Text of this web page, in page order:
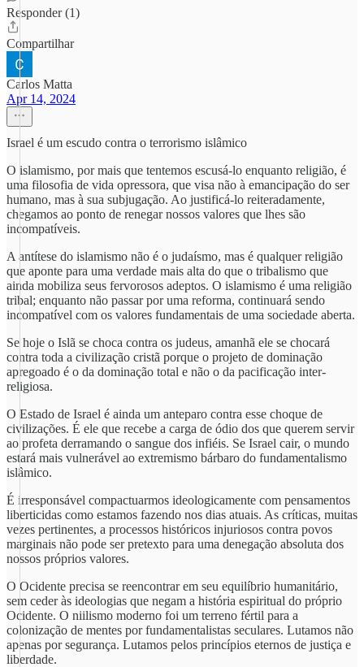
Responder (1)
Compartilhar
Carlos Matta
Apr 14, 2024
Israel é um escudo contra o terrorismo islâmico
O islamismo, por mais que tentemos escusá-lo enquanto religião, é
uma filosofia de vida opressora, que visa não à emancipação do ser
humano, mas à sua subjugação. Ao justificá-lo reiteradamente,
chegamos ao ponto de renegar nossos valores que lhes são
incompatíveis.
A antítese do islamismo não é o judaísmo, mas é qualquer religião
que aponte para uma verdade mais alta do que o tribalismo que
ainda mobiliza seus fervorosos adeptos. O islamismo é uma religião
tribal; enquanto não passar por uma reforma, continuará sendo
incompatível com os valores fundamentais de uma sociedade aberta.
Se hoje o Islã se choca contra os judeus, amanhã ele se chocará
contra toda a civilização cristã porque o projeto de dominação
apregoado é o da dominação total e não o da pacificação inter-
religiosa.
O Estado de Israel é ainda um anteparo contra esse choque de
civilizações. É ele que recebe a carga de ódio dos que querem servir
ao profeta derramando o sangue dos infiéis. Se Israel cair, o mundo
estará mais vulnerável ao extremismo bárbaro do fundamentalismo
islâmico.
É irresponsável compactuarmos ideologicamente com pensamentos
liberticidas como estamos fazendo nos dias atuais. As críticas, muitas
vezes pertinentes, a processos históricos injuriosos contra povos
marginais não pode ser pretexto para uma denegação absoluta dos
nossos próprios valores.
O Ocidente precisa se reencontrar em seu equilíbrio humanitário,
sem ceder às ideologias que negam a história espiritual do próprio
Ocidente. O niilismo moderno foi um terreno fértil para a
colonização de mentes por fundamentalistas seculares. Lutamos não
apenas por segurança. Lutamos pelos princípios eternos de justiça e
liberdade.